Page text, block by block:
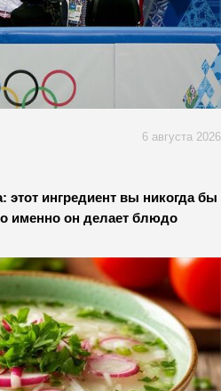
6 августа 2026
ингредиент вы никогда бы
именно он делает блюдо